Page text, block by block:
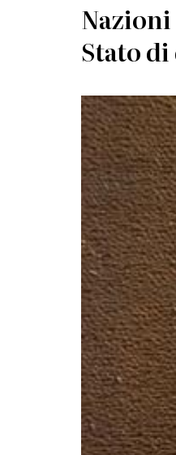
Stato